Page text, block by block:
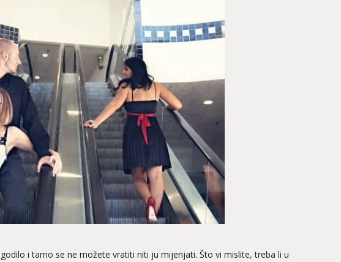
i tamo se ne možete vratiti niti ju mijenjati. Što vi mislite, treba li u